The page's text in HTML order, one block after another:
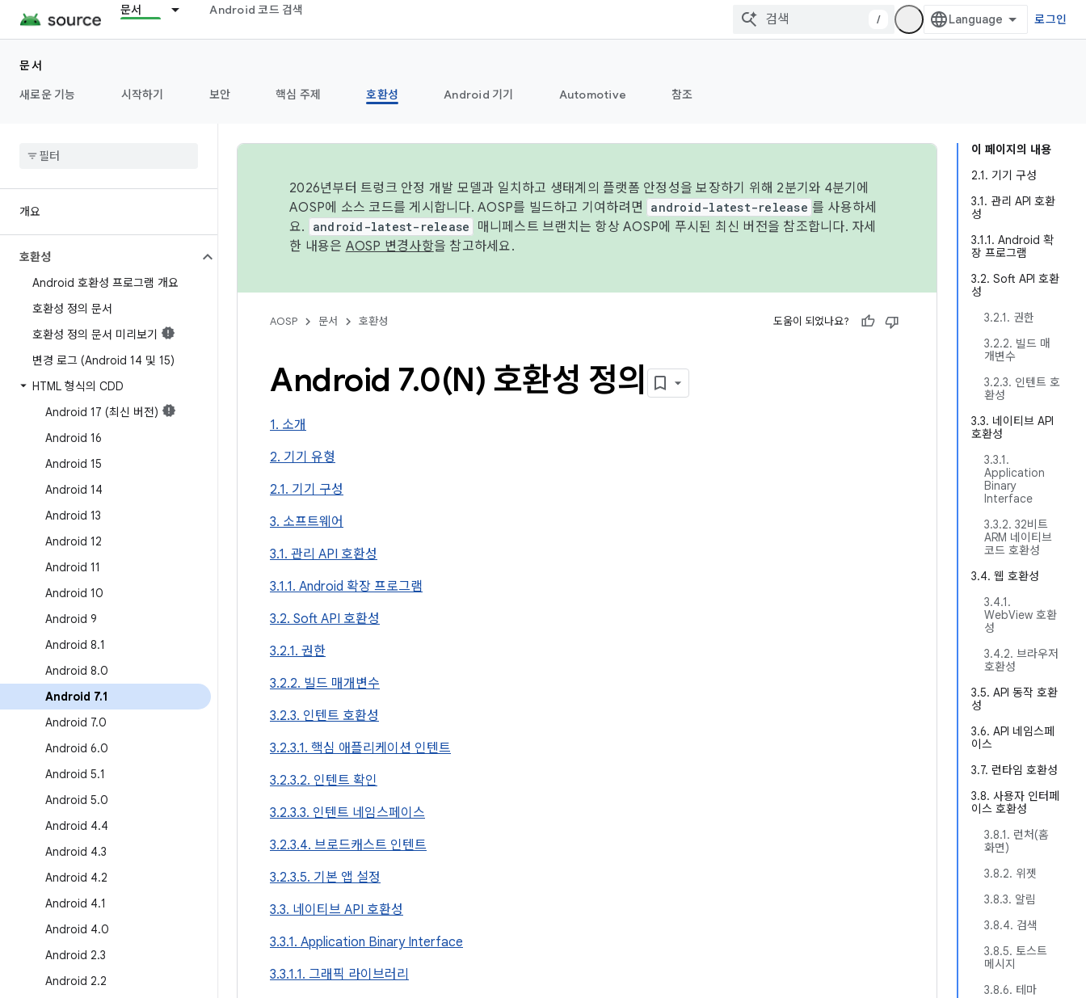
문서 Android 코드 검색
/ 로그인
문서
새로운 기능
시작하기 보안 핵심 주제 호환성 Android 기기 Automotive 참조
개요
호환성
Android 호환성 프로그램 개요
호환성 정의 문서
호환성 정의 문서 미리보기
변경 로그 (Android 14 및 15)
HTML 형식의 CDD
Android 17 (최신 버전)
Android 16
Android 15
Android 14
Android 13
Android 12
Android 11
Android 10
Android 9
Android 8.1
Android 8.0
Android 7.1
Android 7.0
Android 6.0
Android 5.1
Android 5.0
Android 4.4
Android 4.3
Android 4.2
Android 4.1
Android 4.0
Android 2.3
Android 2.2
이 페이지의 내용
2.1. 기기 구성
3.1. 관리 API 호환
성
3.1.1. Android 확
장 프로그램
3.2. Soft API 호환
성
3.2.1. 권한
3.2.2. 빌드 매
개변수
3.2.3. 인텐트 호
환성
3.3. 네이티브 API
호환성
3.3.1.
Application
Binary
Interface
3.3.2. 32비트
ARM 네이티브
코드 호환성
3.4. 웹 호환성
3.4.1.
WebView 호환
성
3.4.2. 브라우저
호환성
3.5. API 동작 호환
성
3.6. API 네임스페
이스
3.7. 런타임 호환성
3.8. 사용자 인터페
이스 호환성
3.8.1. 런처(홈
화면)
3.8.2. 위젯
3.8.3. 알림
3.8.4. 검색
3.8.5. 토스트
메시지
3.8.6. 테마
2026년부터 트렁크 안정 개발 모델과 일치하고 생태계의 플랫폼 안정성을 보장하기 위해 2분기와 4분기에
AOSP에 소스 코드를 게시합니다. AOSP를 빌드하고 기여하려면
android-latest-release 를 사용하세
요.
android-latest-release
매니페스트 브랜치는 항상 AOSP에 푸시된 최신 버전을 참조합니다. 자세
한 내용은 AOSP 변경사항을 참고하세요.
AOSP 문서 호환성 도움이 되었나요?
Android 7.0(N) 호환성 정의
1. 소개
2. 기기 유형
2.1. 기기 구성
3. 소프트웨어
3.1. 관리 API 호환성
3.1.1. Android 확장 프로그램
3.2. Soft API 호환성
3.2.1. 권한
3.2.2. 빌드 매개변수
3.2.3. 인텐트 호환성
3.2.3.1. 핵심 애플리케이션 인텐트
3.2.3.2. 인텐트 확인
3.2.3.3. 인텐트 네임스페이스
3.2.3.4. 브로드캐스트 인텐트
3.2.3.5. 기본 앱 설정
3.3. 네이티브 API 호환성
3.3.1. Application Binary Interface
3.3.1.1. 그래픽 라이브러리